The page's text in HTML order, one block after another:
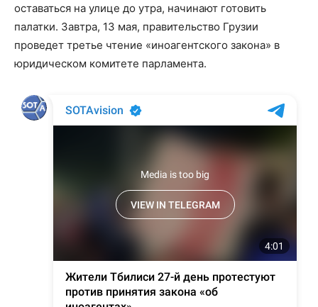
оставаться на улице до утра, начинают готовить
палатки. Завтра, 13 мая, правительство Грузии
проведет третье чтение «иноагентского закона» в
юридическом комитете парламента.